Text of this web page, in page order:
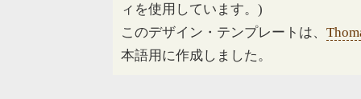
ィを使用しています。)
このデザイン・テンプレートは、
本語用に作成しました。